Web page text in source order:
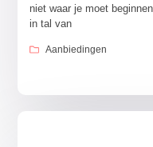
niet waar je moet
in tal van
Aanbiedingen